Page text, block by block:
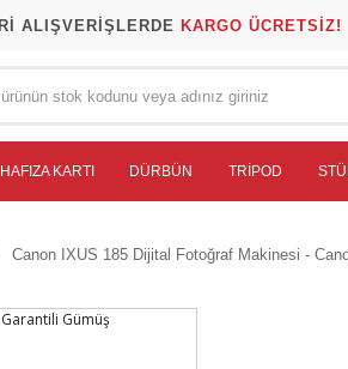
ALIŞVERİŞLERDE KARGO ÜCRETSİZ!
HAFIZA KARTI DÜRBÜN TRIPOD
Canon IXUS 185 Dijital Fotoğraf Makinesi -